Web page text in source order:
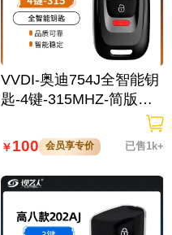
VVDI-奥迪754J全智能钥
匙-4键-315MHZ-简版无
￥100 会员享专价 已售1k+